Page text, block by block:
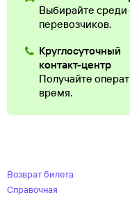
Выбирайте среди
перевозчиков.
Круглосуточный
контакт-центр
Получайте
время.
Возврат билета
Справочная